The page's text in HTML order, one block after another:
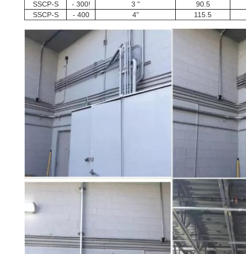
SSCP-S
- 300! 3 " 90.5
SSCP-S
- 400 4" 115.5